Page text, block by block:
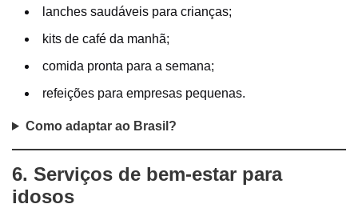
lanches saudáveis para crianças;
kits de café da manhã;
comida pronta para a semana;
refeições para empresas pequenas.
Como adaptar ao Brasil?
6. Serviços de bem-estar para
idosos